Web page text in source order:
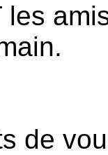
les
de